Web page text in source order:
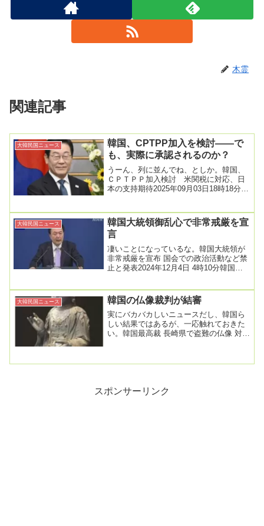
木霊
関連記事
大韓民国ニュース
韓国、CPTPP加入を検討――で
も、実際に承認されるのか？
うーん、列に並んでね、としか。韓国、
ＣＰＴＰＰ加入検討 米関税に対応、日
本の支持期待2025年09月03日18時18分韓
大韓民国ニュース
韓国大統領御乱心で非常戒厳を宣
言
凄いことになっているな。韓国大統領が
非常戒厳を宣布 国会での政治活動など禁
止と発表2024年12月4日 4時10分韓国の
大韓民国ニュース 韓国の仏像裁判が結審
実にバカバカしいニュースだし、韓国ら
しい結果ではあるが、一応触れておきた
い。韓国最高裁 長崎県で盗難の仏像 対馬
スポンサーリンク